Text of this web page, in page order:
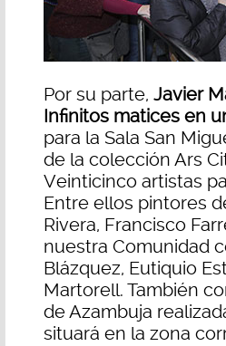
Por su parte, Javier
Infinitos matices en
para la Sala San
de la colección Ars
Veinticinco artistas
Entre ellos pintores
Rivera, Francisco
nuestra Comunidad
Blázquez, Eutiquio
Martorell. También
de Azambuja
situará en la zona